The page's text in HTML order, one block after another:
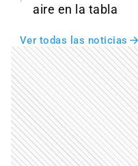
aire en la tabla
Ver todas las noticias